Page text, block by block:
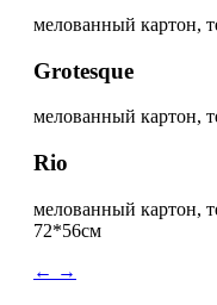
мелованный картон,
Grotesque
мелованный картон,
Rio
мелованный картон,
72*56см
← →